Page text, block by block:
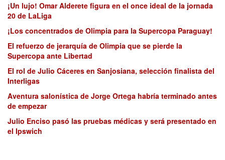
¡Un lujo! Omar Alderete figura en el once ideal de la jornada
20 de LaLiga
¡Los concentrados de Olimpia para la Supercopa Paraguay!
El refuerzo de jerarquía de Olimpia que se pierde la
Supercopa ante Libertad
El rol de Julio Cáceres en Sanjosiana, selección finalista del
Interligas
Aventura salonística de Jorge Ortega habría terminado antes
de empezar
Julio Enciso pasó las pruebas médicas y será presentado en
el Ipswich